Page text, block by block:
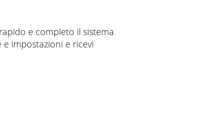
e completo il sistema
impostazioni e ricevi